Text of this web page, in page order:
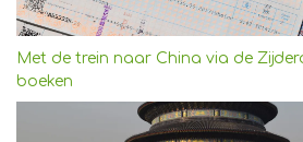
Met de trein naar China via de
boeken